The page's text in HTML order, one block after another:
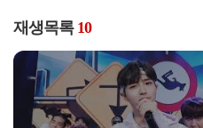
재생목록 10